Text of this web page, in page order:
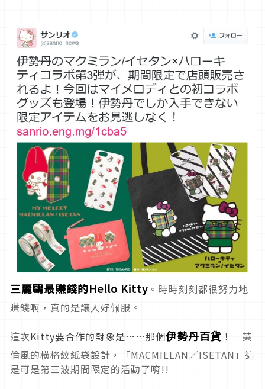
三麗鷗最賺錢的Hello Kitty 。時時刻刻都很努力地
賺錢啊，真的是讓人好佩服。
這次Kitty要合作的對象是……那個伊勢丹百貨 ！
英
倫風的橫格紋紙袋設計，「MACMILLAN／ISETAN」這
是可是第三波期間限定的活動了唷!!